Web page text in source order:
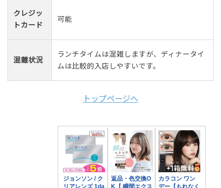
クレジッ
トカード
可能
混雜状況
ランチタイムは混雑しますが、ディナータイ
ムは比較的入店しやすいです。
トップページへ